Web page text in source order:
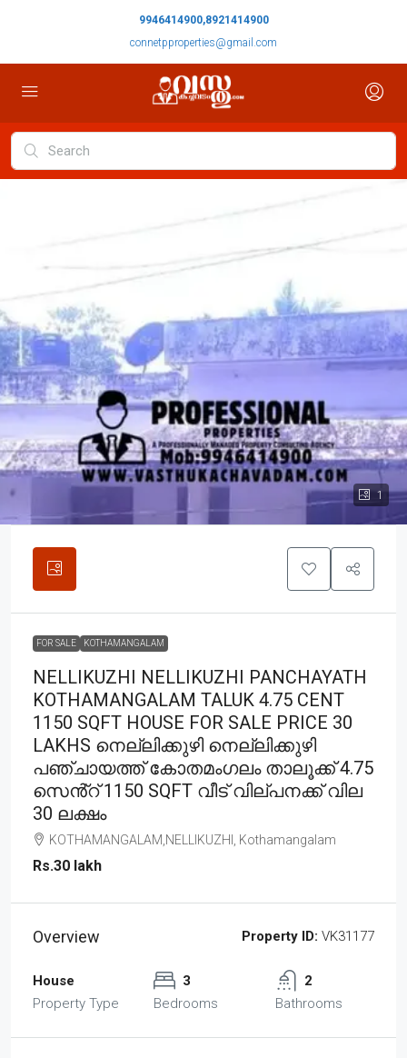
9946414900,8921414900
connetpproperties@gmail.com
1
FOR SALE KOTHAMANGALAM
NELLIKUZHI NELLIKUZHI PANCHAYATH
KOTHAMANGALAM TALUK 4.75 CENT
1150 SQFT HOUSE FOR SALE PRICE 30
LAKHS നെല്ലിക്കുഴി നെല്ലിക്കുഴി
പഞ്ചായത്ത് കോതമംഗലം താലൂക്ക് 4.75
സെൻ്റ് 1150 SQFT വീട് വില്പനക്ക് വില
30 ലക്ഷം
KOTHAMANGALAM,NELLIKUZHI, Kothamangalam
Rs.30 lakh
Overview Property ID: VK31177
House
Property Type
3
Bedrooms
2
Bathrooms